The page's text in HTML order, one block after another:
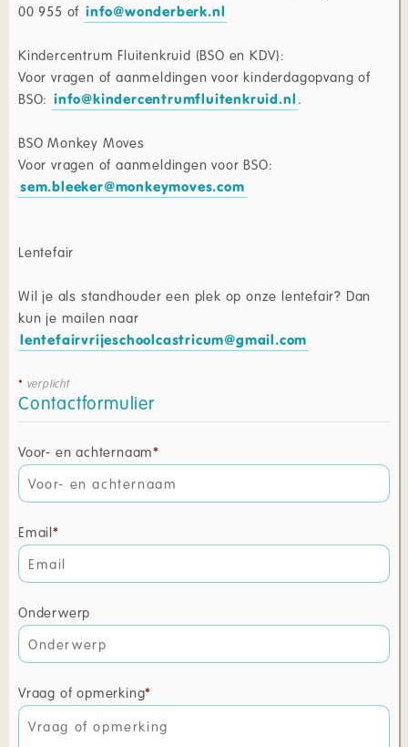
00 955 of info@wonderberk.nl
Kindercentrum Fluitenkruid (BSO en KDV):
Voor vragen of aanmeldingen voor kinderdagopvang of
BSO: info@kindercentrumfluitenkruid.nl .
BSO Monkey Moves
Voor vragen of aanmeldingen voor BSO:
sem.bleeker@monkeymoves.com
Lentefair
Wil je als standhouder een plek op onze lentefair? Dan
kun je mailen naar
lentefairvrijeschoolcastricum@gmail.com
verplicht
Contactformulier
Voor- en achternaam
Email
Onderwerp
Vraag of opmerking